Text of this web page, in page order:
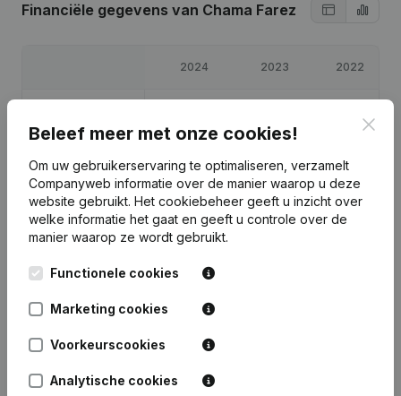
Financiële gegevens van Chama Farez
2024 2023 2022
Brutomarge €90.982 €43.021 €70.134
Publicatiesvan Chama Farez
Beleef meer met onze cookies!
Om uw gebruikerservaring te optimaliseren, verzamelt
Companyweb informatie over de manier waarop u deze
website gebruikt. Het cookiebeheer geeft u inzicht over
welke informatie het gaat en geeft u controle over de
manier waarop ze wordt gebruikt.
Functionele cookies
Marketing cookies
Voorkeurscookies
Analytische cookies